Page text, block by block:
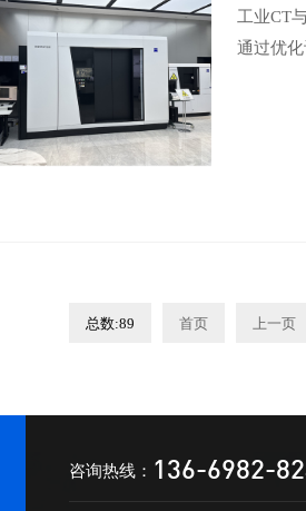
工业CT
通过优
总数:89 首页 上一页
咨询热线： 136-6982-